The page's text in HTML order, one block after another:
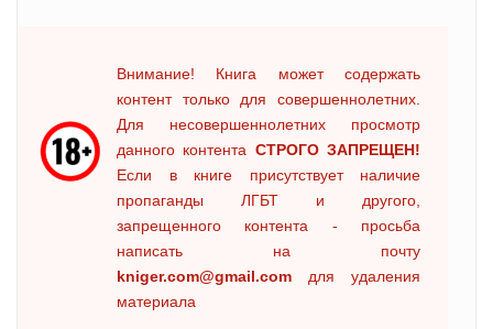
Внимание! Книга может содержать
контент только для совершеннолетних.
Для несовершеннолетних просмотр
данного контента СТРОГО ЗАПРЕЩЕН!
Если в книге присутствует наличие
пропаганды ЛГБТ и другого,
запрещенного контента - просьба
написать на почту
kniger.com@gmail.com для удаления
материала